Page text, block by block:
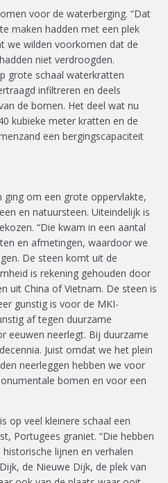
voor de waterberging. “Dat
maken hadden met een plek
we wilden voorkomen dat de
niet verdroogden.
grote schaal waterkratten
infiltreren en deels
de bomen. Het deel wat nu
kubieke meter kratten en de
een bergingscapaciteit
om een grote oppervlakte,
en natuursteen. Uiteindelijk is
“Die kwam in een aantal
en afmetingen, waardoor we
De steen komt uit de
is rekening gehouden door
uit China of Vietnam. De steen is
gunstig is voor de MKI-
af tegen duurzame
eeuwen neerlegt. Bij duurzame
Juist omdat we het plein
neerleggen hebben we voor
bomen en voor een
op veel kleinere schaal een
Portugees graniet. “Die hebben
lijnen en verhalen
de Nieuwe Dijk, de plek van